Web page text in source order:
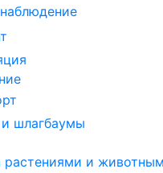
шлагбаумы
растениями и